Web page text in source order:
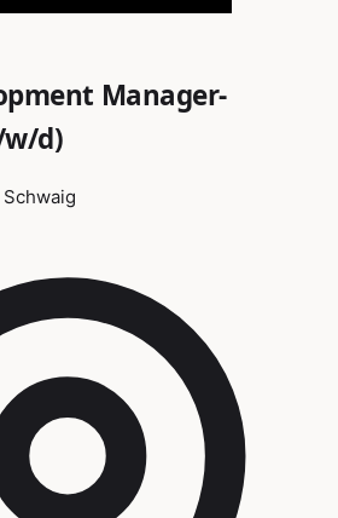
Manager-
d)
Schwaig